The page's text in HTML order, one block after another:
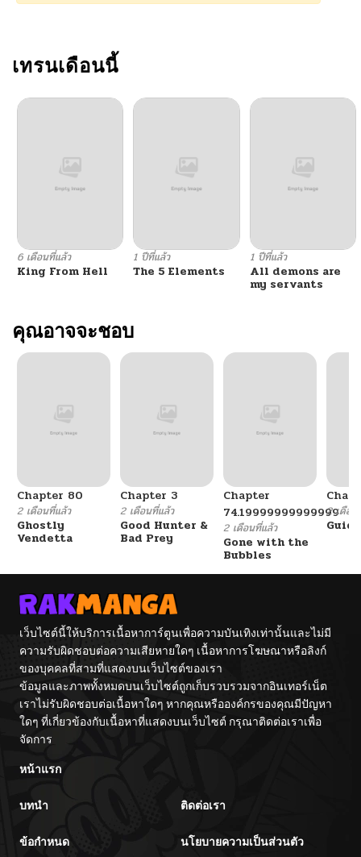
ตอนที่ 95
ตอนที่ 94
ตอนที่ 92 11/27/2025
ตอนที่ 91
ตอนที่ 90 10/16/2025
ตอนที่ 89
ตอนที่ 85 08/14/2025
ตอนที่ 84 08/14/2025
ตอนที่ 83
ตอนที่ 82 07/23/2025
ตอนที่ 81 07/16/2025
ตอนที่ 80 07/16/2025
ตอนที่ 79
ตอนที่ 78
เทรนเดือนนี้
6 เดือนที่แล้ว
King From Hell
1 ปีที่แล้ว
The 5 Elements
1 ปีที่แล้ว
All demons are
my servants
คุณอาจจะชอบ
Chapter 80
2 เดือนที่แล้ว
Ghostly
Vendetta
Chapter 3
2 เดือนที่แล้ว
Good Hunter &
Bad Prey
Chapter
74.19999999999999
2 เดือนที่แล้ว
Gone with the
Bubbles
2 เดือน
เว็บไซต์นี้ให้บริการเนื้อหาการ์ตูนเพื่อความบันเทิงเท่านั้นและไม่มี
ความรับผิดชอบต่อความเสียหายใดๆ เนื้อหาการโฆษณาหรือลิงก์
ของบุคคลที่สามที่แสดงบนเว็บไซต์ของเรา
ข้อมูลและภาพทั้งหมดบนเว็บไซต์ถูกเก็บรวบรวมจากอินเทอร์เน็ต
เราไม่รับผิดชอบต่อเนื้อหาใดๆ หากคุณหรือองค์กรของคุณมีปัญหา
ใดๆ ที่เกี่ยวข้องกับเนื้อหาที่แสดงบนเว็บไซต์ กรุณาติดต่อเราเพื่อ
จัดการ
หน้าแรก
บทนำ ติดต่อเรา
ข้อกำหนด นโยบายความเป็นส่วนตัว